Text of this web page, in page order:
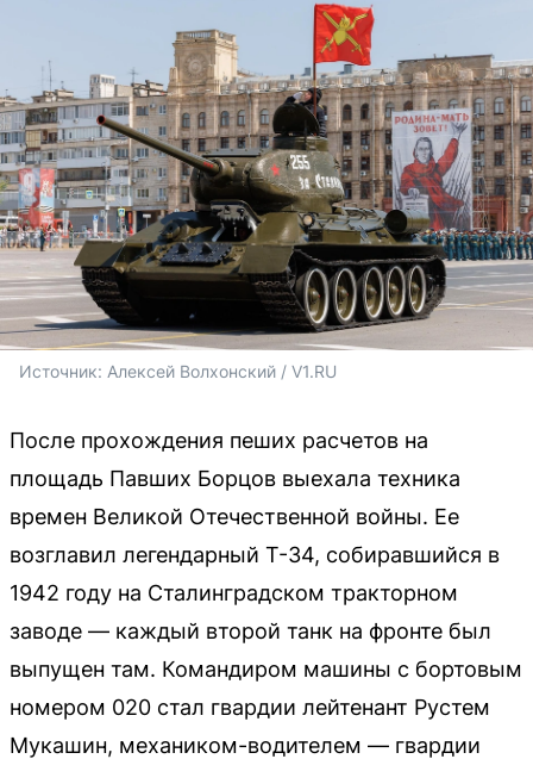
Источник: Алексей Волхонский / V1.RU
После прохождения пеших расчетов на
площадь Павших Борцов выехала техника
времен Великой Отечественной войны. Ее
возглавил легендарный Т-34, собиравшийся в
1942 году на Сталинградском тракторном
заводе — каждый второй танк на фронте был
выпущен там. Командиром машины с бортовым
номером 020 стал гвардии лейтенант Рустем
Мукашин, механиком-водителем — гвардии